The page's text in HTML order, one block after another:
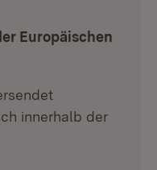
Europäischen
innerhalb der